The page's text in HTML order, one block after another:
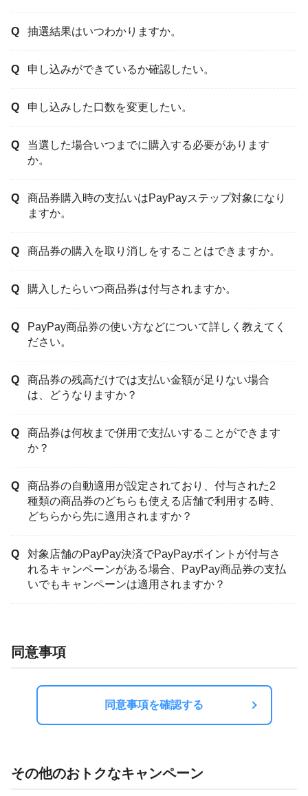
抽選結果はいつわかりますか。
申し込みができているか確認したい。
申し込みした口数を変更したい。
当選した場合いつまでに購入する必要があります
か。
商品券購入時の支払いはPayPayステップ対象になり
ますか。
商品券の購入を取り消しをすることはできますか。
購入したらいつ商品券は付与されますか。
PayPay商品券の使い方などについて詳しく教えてく
ださい。
商品券の残高だけでは支払い金額が足りない場合
は、どうなりますか？
商品券は何枚まで併用で支払いすることができます
か？
商品券の自動適用が設定されており、付与された2
種類の商品券のどちらも使える店舗で利用する時、
どちらから先に適用されますか？
対象店舗のPayPay決済でPayPayポイントが付与さ
れるキャンペーンがある場合、PayPay商品券の支払
いでもキャンペーンは適用されますか？
同意事項
同意事項を確認する
その他のおトクなキャンペーン